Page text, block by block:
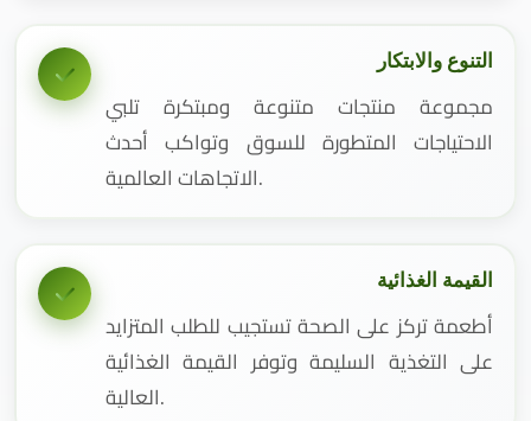
التنوع والابتكار
مجموعة منتجات متنوعة ومبتكرة تلبي
الاحتياجات المتطورة للسوق وتواكب أحدث
الاتجاهات العالمية.
القيمة الغذائية
أطعمة تركز على الصحة تستجيب للطلب المتزايد
على التغذية السليمة وتوفر القيمة الغذائية
العالية.